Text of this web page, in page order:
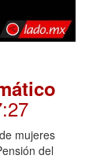
mujeres
del